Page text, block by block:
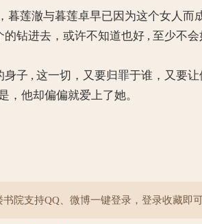
莲澈与暮莲卓早已因为这个女人而成
进去，或许不知道也好 , 至少不会
, 这一切，又要归罪于谁，又要让
他却偏偏就爱上了她。
院支持QQ、微博一键登录，登录收藏即